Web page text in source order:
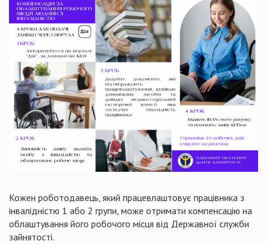
Кожен роботодавець, який працевлаштовує працівника з
інвалідністю 1 або 2 групи, може отримати компенсацію на
облаштування його робочого місця від Державної служби
зайнятості.